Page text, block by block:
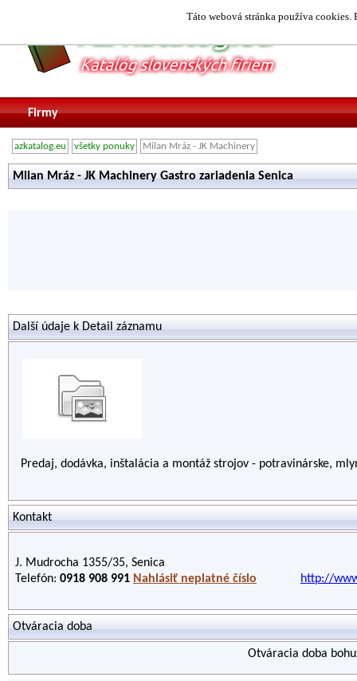
Táto webová stránka používa
Firmy
azkatalog.eu všetky ponuky Milan Mráz - JK Machinery
Milan Mráz - JK Machinery Gastro zariadenia Senica
Další údaje k Detail záznamu
Predaj, dodávka, inštalácia a montáž strojov - potravinárske,
Kontakt
J. Mudrocha 1355/35, Senica
Telefón: 0918 908 991 Nahlásiť neplatné číslo http://
Otváracia doba
Otváracia doba